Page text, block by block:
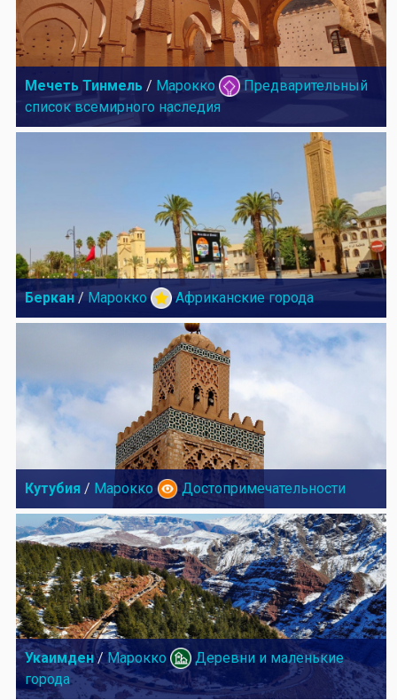
Мечеть Тинмель / Марокко
Предварительный
список всемирного наследия
Беркан / Марокко Африканские города
Кутубия / Марокко Достопримечательности
Укаимден/ Марокко
Деревни и маленькие
города